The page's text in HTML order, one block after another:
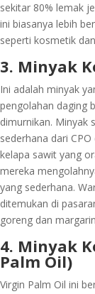
sekitar 80% lemak
ini biasanya lebih
seperti kosmetik
3. Minyak
Ini adalah minyak
pengolahan daging
dimurnikan. Minyak
sederhana dari
kelapa sawit yang
mereka
yang sederhana.
ditemukan di
goreng dan
4. Minyak
Palm Oil)
Virgin Palm Oil ini